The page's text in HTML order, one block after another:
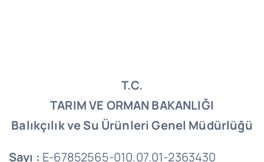
T.C.
TARIM VE ORMAN BAKANLIĞI
Balıkçılık ve Su Ürünleri Genel Müdürlüğü
Sayı : E-67852565-010.07.01-2363430